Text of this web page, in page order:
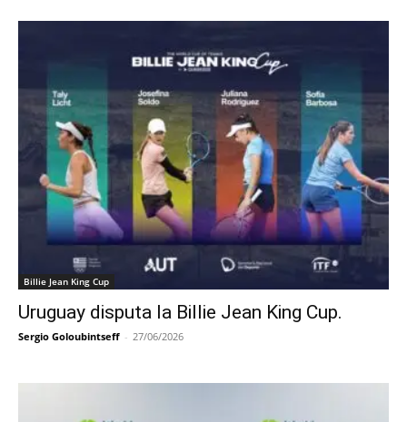
Billie Jean King Cup
Uruguay disputa la Billie Jean King Cup.
Sergio Goloubintseff - 27/06/2026